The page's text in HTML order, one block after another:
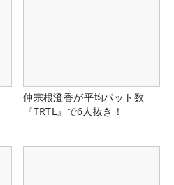
仲宗根澄香が平均パット数
『TRTL』で6人抜き！